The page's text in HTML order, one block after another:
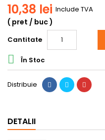
10,38 lei
( pret / buc )
Include TVA
Cantitate
 În Stoc
Distribuie
DETALII